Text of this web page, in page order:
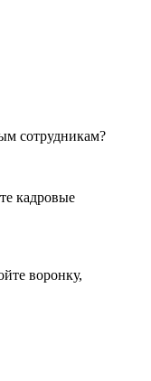
сотрудникам?
кадровые
воронку,